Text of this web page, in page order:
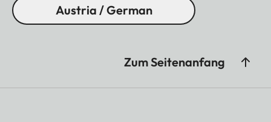
Austria / German
Zum Seitenanfang